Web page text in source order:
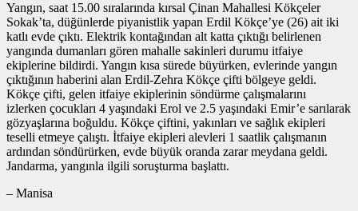
Yangın, saat 15.00 sıralarında kırsal Çinan Mahallesi Kökçeler
Sokak’ta, düğünlerde piyanistlik yapan Erdil Kökçe’ye (26) ait iki
katlı evde çıktı. Elektrik kontağından alt katta çıktığı belirlenen
yangında dumanları gören mahalle sakinleri durumu itfaiye
ekiplerine bildirdi. Yangın kısa sürede büyürken, evlerinde yangın
çıktığının haberini alan Erdil-Zehra Kökçe çifti bölgeye geldi.
Kökçe çifti, gelen itfaiye ekiplerinin söndürme çalışmalarını
izlerken çocukları 4 yaşındaki Erol ve 2.5 yaşındaki Emir’e sarılarak
gözyaşlarına boğuldu. Kökçe çiftini, yakınları ve sağlık ekipleri
teselli etmeye çalıştı. İtfaiye ekipleri alevleri 1 saatlik çalışmanın
ardından söndürürken, evde büyük oranda zarar meydana geldi.
Jandarma, yangınla ilgili soruşturma başlattı.
– Manisa